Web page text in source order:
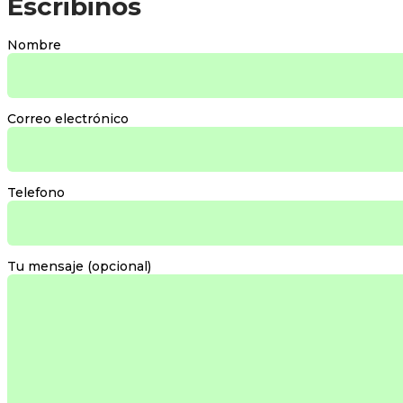
Nombre
Correo electrónico
Telefono
Tu mensaje (opcional)